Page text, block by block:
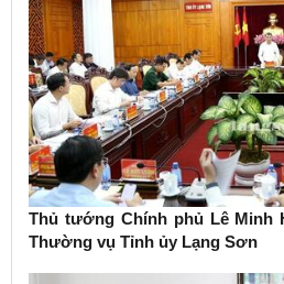
Thủ tướng Chính phủ Lê Minh
Thường vụ Tỉnh ủy Lạng Sơn